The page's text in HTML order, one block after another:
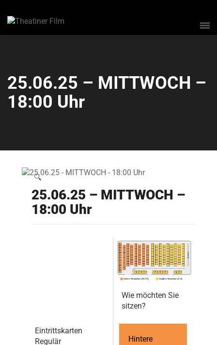
25.06.25 – MITTWOCH –
18:00 Uhr
🔍
25.06.25 – MITTWOCH –
18:00 Uhr
Eintrittskarten
Regulär
Wie möchten Sie
sitzen?
Hintere